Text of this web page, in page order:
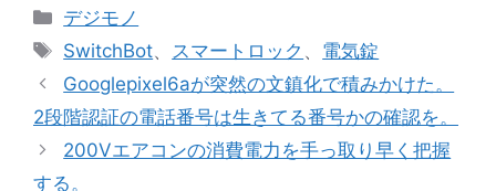
カ
テ
リ
ー
デジモノ
タ
グ
SwitchBot、 スマートロック 、 電気錠
Googlepixel6aが突然の文鎮化で積みかけた。
2段階認証の電話番号は生きてる番号かの確認を。
200Vエアコンの消費電力を手っ取り早く把握
する。